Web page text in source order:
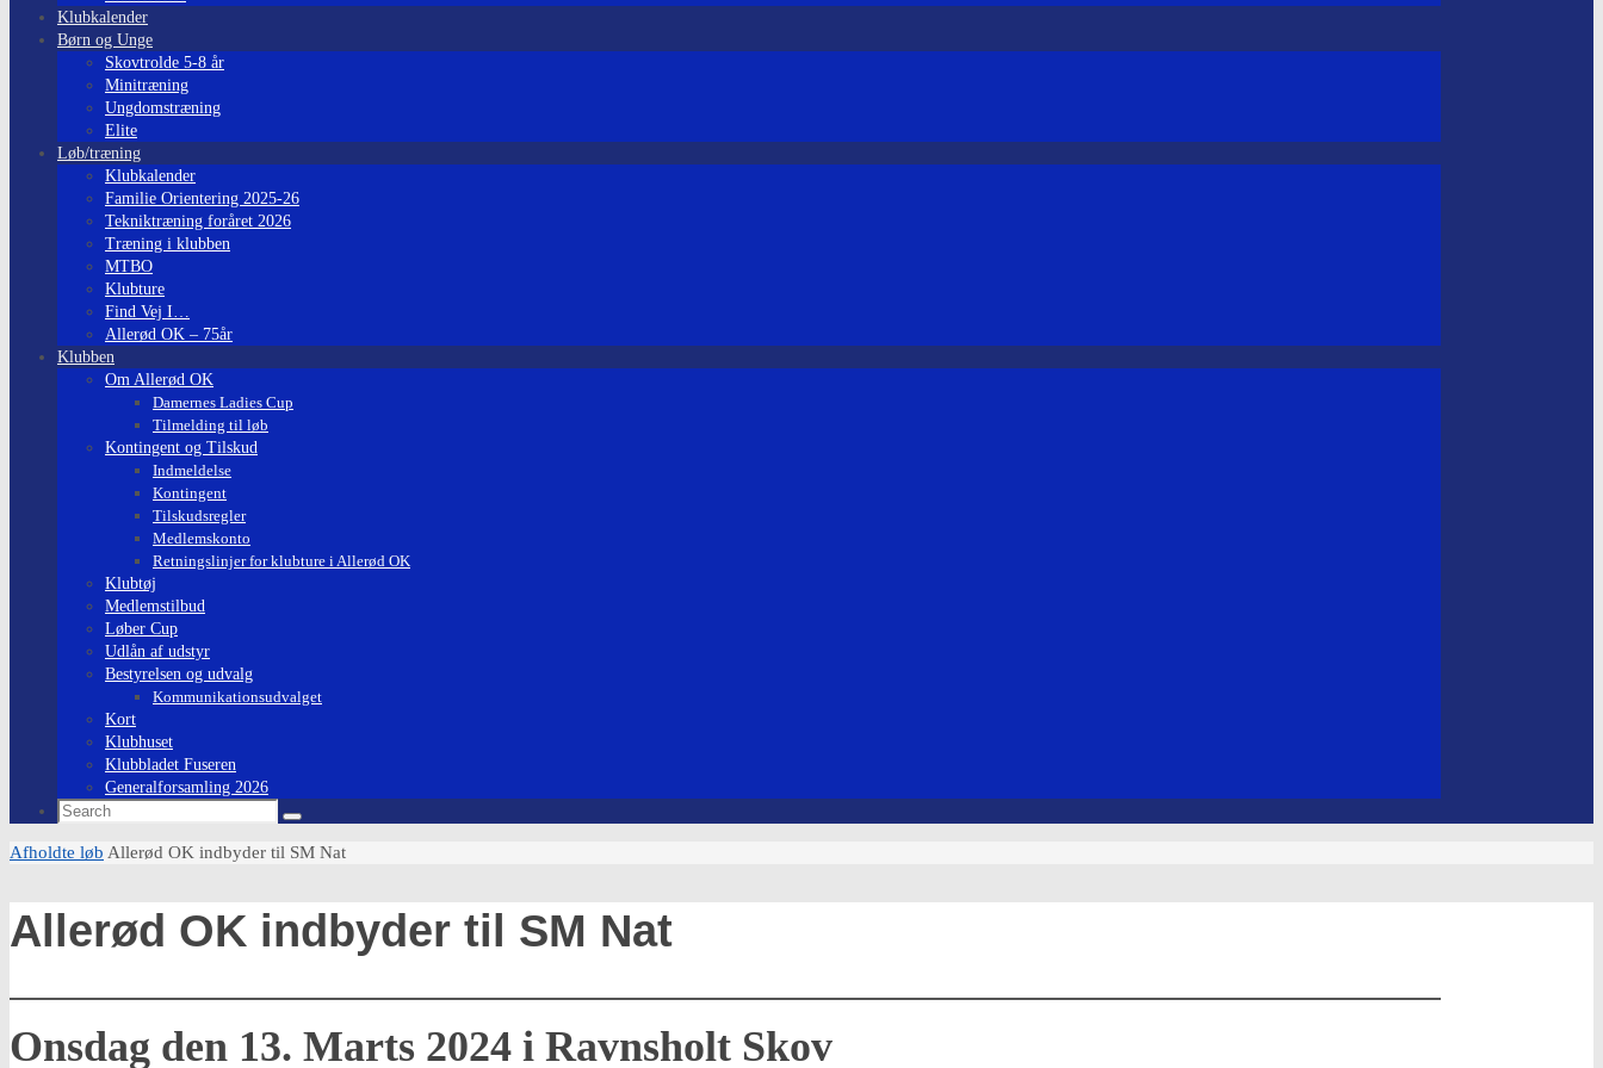
Klubkalender
Børn og Unge
Skovtrolde 5-8 år
Minitræning
Ungdomstræning
Elite
Løb/træning
Klubkalender
Familie Orientering 2025-26
Tekniktræning foråret 2026
Træning i klubben
MTBO
Klubture
Find Vej I…
Allerød OK – 75år
Klubben
Om Allerød OK
Damernes Ladies Cup
Tilmelding til løb
Kontingent og Tilskud
Indmeldelse
Kontingent
Tilskudsregler
Medlemskonto
Retningslinjer for klubture i Allerød OK
Klubtøj
Medlemstilbud
Løber Cup
Udlån af udstyr
Bestyrelsen og udvalg
Kommunikationsudvalget
Kort
Klubhuset
Klubbladet Fuseren
Generalforsamling 2026
Search
Search
Home
Afholdte løb Allerød OK indbyder til SM Nat
Allerød OK indbyder til SM Nat
Onsdag den 13. Marts 2024 i Ravnsholt Skov